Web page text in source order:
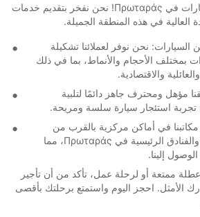
مرحبًا بكم في تأجير السيارات في Πρωταράς! نحن نفخر بتقديم خدمات
العالية في هذه المنطقة الجميلة.
نحن نوفر لعملائنا تشكيلة
بمختلف الأحجام والأنماط، بما في ذلك
والاقتصادية.
مؤهل ومحترف جاهز دائمًا لتلبية
تجربة استئجار سيارة سلسة ومريحة.
في أماكن مركزية بالقرب من
المناطق السياحية والفنادق الرئيسية في Πρωταράς، مما
إلينا.
ممتعة أو لرحلة عمل، تأكد من أن تأجير
الأمثل. احجز اليوم واستمتع برحلتك بأقصى